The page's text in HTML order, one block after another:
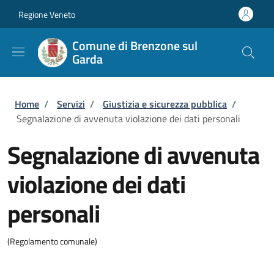
Regione Veneto
Comune di Brenzone sul
Garda
Briciole di pane
Home / Servizi / Giustizia e sicurezza pubblica /
Segnalazione di avvenuta violazione dei dati personali
Segnalazione di avvenuta
violazione dei dati
personali
(Regolamento comunale)